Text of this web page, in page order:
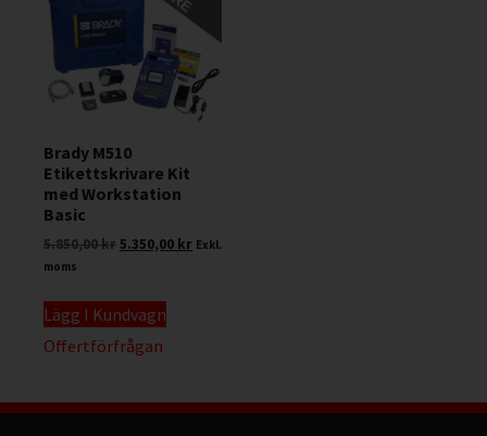
Brady M510
Etikettskrivare Kit
med Workstation
Basic
5.850,00kr5.350,00 kr Exkl.
moms
Lägg I Kundvagn
Offertförfrågan